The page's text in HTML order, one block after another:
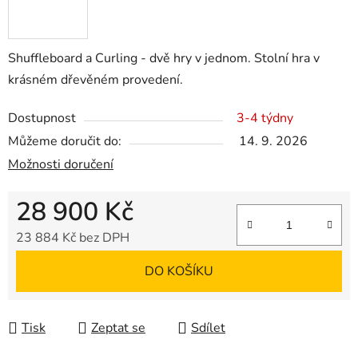
Shuffleboard a Curling - dvě hry v jednom. Stolní hra v
krásném dřevěném provedení.
Dostupnost
3-4 týdny
Můžeme doručit do:
14. 9. 2026
Možnosti doručení
28 900 Kč
23 884 Kč bez DPH
DO KOŠÍKU
Tisk Zeptat se Sdílet